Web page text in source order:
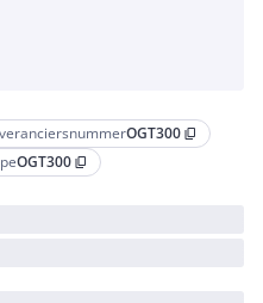
OGT300 content_copy
OGT300 content_copy